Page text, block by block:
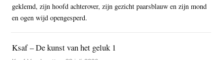
geklemd, zijn hoofd achterover, zijn gezicht paarsblauw en zijn mond
en ogen wijd opengesperd.
Ksaf – De kunst van het geluk 1